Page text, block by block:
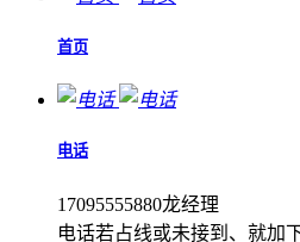
首页
电话
17095555880龙经理
电话若占线或未接到、就加